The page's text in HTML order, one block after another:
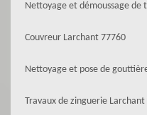
Nettoyage et démoussage de
Couvreur Larchant 77760
Nettoyage et pose de
Travaux de zinguerie Larchant